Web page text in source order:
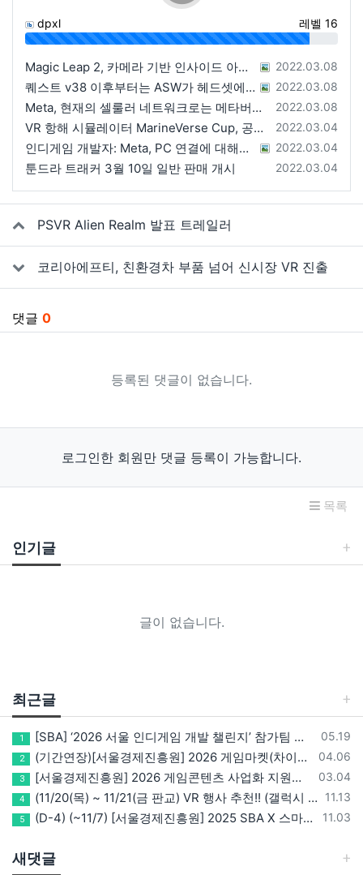
dpxl 레벨 16
91%
등록일
2022.03.08
Magic Leap 2, 카메라 기반 인사이드 아웃 트래킹 컨트롤러
등록일
2022.03.08
퀘스트 v38 이후부터는 ASW가 헤드셋에서 실행
등록일
2022.03.08
Meta, 현재의 셀룰러 네트워크로는 메타버스가 불가능
등록일
2022.03.04
VR 항해 시뮬레이터 MarineVerse Cup, 공식 스토어로 이동
등록일
2022.03.04
인디게임 개발자: Meta, PC 연결에 대해서는 신경쓰지 않는다.
등록일
2022.03.04
툰드라 트래커 3월 10일 일반 판매 개시
관련자료PSVR Alien Realm 발표 트레일러
코리아에프티, 친환경차 부품 넘어 신시장 VR 진출
댓글 0
등록된 댓글이 없습니다.
로그인한 회원만 댓글 등록이 가능합니다.
목록
인기글
글이 없습니다.
최근글
등록일
05.19
1 [SBA] ‘2026 서울 인디게임 개발 챌린지’ 참가팀 모집
등록일
04.06
2 (기간연장)[서울경제진흥원] 2026 게임마켓(차이나조이, BIC, 지스타) 서울관 참가기업 모집!(~5/8 15:00)
등록일
03.04
3 [서울경제진흥원] 2026 게임콘텐츠 사업화 지원사업 참가기업 모집(~3/26까지)
등록일
11.13
4 (11/20(목) ~ 11/21(금 판교) VR 행사 추천!! (갤럭시 XR/ 애플 비전프로 등 기기 체험, 메타퀘스트 경품)
등록일
11.03
5 (D-4) (~11/7) [서울경제진흥원] 2025 SBA X 스마일게이트, ‘게임랩 with STOVE INDIE’ 참가기업 모집
새댓글